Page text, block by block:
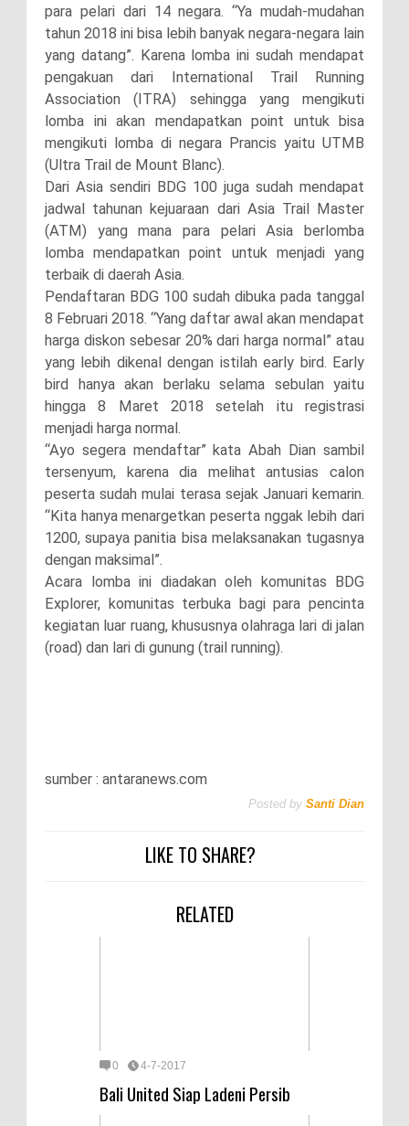
para pelari dari 14 negara. “Ya mudah-mudahan
tahun 2018 ini bisa lebih banyak negara-negara lain
yang datang”. Karena lomba ini sudah mendapat
pengakuan dari International Trail Running
Association (ITRA) sehingga yang mengikuti
lomba ini akan mendapatkan point untuk bisa
mengikuti lomba di negara Prancis yaitu UTMB
(Ultra Trail de Mount Blanc).
Dari Asia sendiri BDG 100 juga sudah mendapat
jadwal tahunan kejuaraan dari Asia Trail Master
(ATM) yang mana para pelari Asia berlomba
lomba mendapatkan point untuk menjadi yang
terbaik di daerah Asia.
Pendaftaran BDG 100 sudah dibuka pada tanggal
8 Februari 2018. “Yang daftar awal akan mendapat
harga diskon sebesar 20% dari harga normal” atau
yang lebih dikenal dengan istilah early bird. Early
bird hanya akan berlaku selama sebulan yaitu
hingga 8 Maret 2018 setelah itu registrasi
menjadi harga normal.
“Ayo segera mendaftar” kata Abah Dian sambil
tersenyum, karena dia melihat antusias calon
peserta sudah mulai terasa sejak Januari kemarin.
“Kita hanya menargetkan peserta nggak lebih dari
1200, supaya panitia bisa melaksanakan tugasnya
dengan maksimal”.
Acara lomba ini diadakan oleh komunitas BDG
Explorer, komunitas terbuka bagi para pencinta
kegiatan luar ruang, khususnya olahraga lari di jalan
(road) dan lari di gunung (trail running).
sumber : antaranews.com
Posted by Santi Dian
LIKE TO SHARE?
RELATED
0 4-7-2017
Bali United Siap Ladeni Persib